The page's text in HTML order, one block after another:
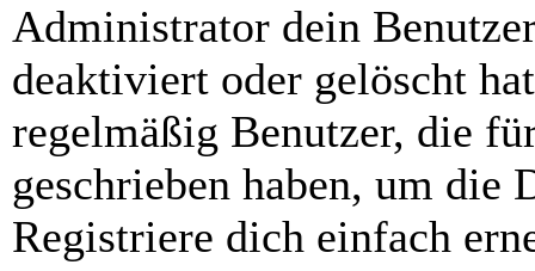
Administrator dein
deaktiviert oder gelöscht
regelmäßig Benutzer, die
geschrieben haben, um die
Registriere dich einfach